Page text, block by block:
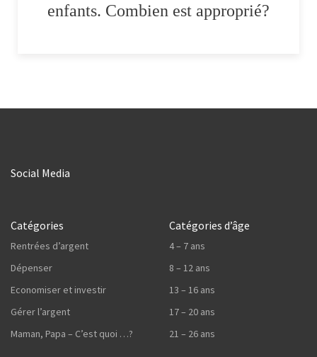
enfants. Combien est approprié?
Social Media
Catégories
Rentrées d’argent
Dépenser
Economiser et investir
Gérer l’argent
Maman, Papa – C’est quoi …?
Catégories d’âge
4 – 7 ans
8 – 12 ans
13 – 16 ans
17 – 20 ans
21 – 26 ans